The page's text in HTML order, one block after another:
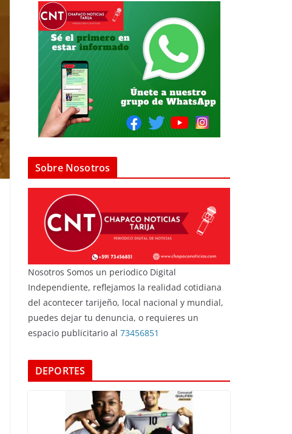
Sobre Nosotros
Nosotros Somos un periodico Digital
Independiente, reflejamos la realidad cotidiana
del acontecer tarijeño, local nacional y mundial,
puedes dejar tu denuncia, o requieres un
espacio publicitario al 73456851
DEPORTES